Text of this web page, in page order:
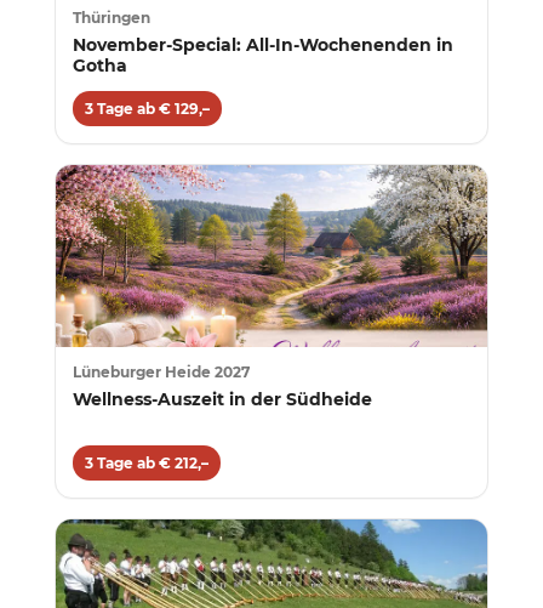
Thüringen
November-Special: All-In-Wochenenden in
Gotha
3 Tage ab € 129,–
Lüneburger Heide 2027
Wellness-Auszeit in der Südheide
3 Tage ab € 212,–